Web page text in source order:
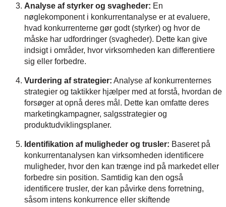
Analyse af styrker og svagheder: En
nøglekomponent i konkurrentanalyse er at evaluere,
hvad konkurrenterne gør godt (styrker) og hvor de
måske har udfordringer (svagheder). Dette kan give
indsigt i områder, hvor virksomheden kan differentiere
sig eller forbedre.
Vurdering af strategier: Analyse af konkurrenternes
strategier og taktikker hjælper med at forstå, hvordan de
forsøger at opnå deres mål. Dette kan omfatte deres
marketingkampagner, salgsstrategier og
produktudviklingsplaner.
Identifikation af muligheder og trusler: Baseret på
konkurrentanalysen kan virksomheden identificere
muligheder, hvor den kan trænge ind på markedet eller
forbedre sin position. Samtidig kan den også
identificere trusler, der kan påvirke dens forretning,
såsom intens konkurrence eller skiftende